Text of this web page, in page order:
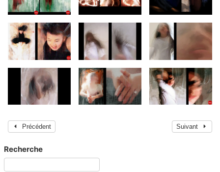
Précédent Suivant
Recherche